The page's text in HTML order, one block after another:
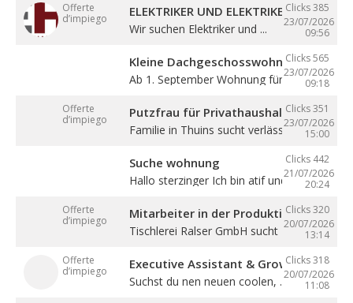
Offerte
d’impiego
Clicks 385
23/07/2026
09:56
ELEKTRIKER UND ELEKTRIKERLEHRLING
Wir suchen Elektriker und ...
Clicks 565
23/07/2026
09:18
Kleine Dachgeschosswohnung mit
Ab 1. September Wohnung für eine Person
Offerte
d’impiego
Clicks 351
23/07/2026
15:00
Putzfrau für Privathaushalt gesucht
Familie in Thuins sucht verlässliche ...
Clicks 442
21/07/2026
20:24
Suche wohnung
Hallo sterzinger Ich bin atif und komme aus
Offerte
d’impiego
Clicks 320
20/07/2026
13:14
Mitarbeiter in der Produktion (m/w/d)
Tischlerei Ralser GmbH sucht Mitarbeiter
Offerte
d’impiego
Clicks 318
20/07/2026
11:08
Executive Assistant & Growth Partner
Suchst du nen neuen coolen, ...